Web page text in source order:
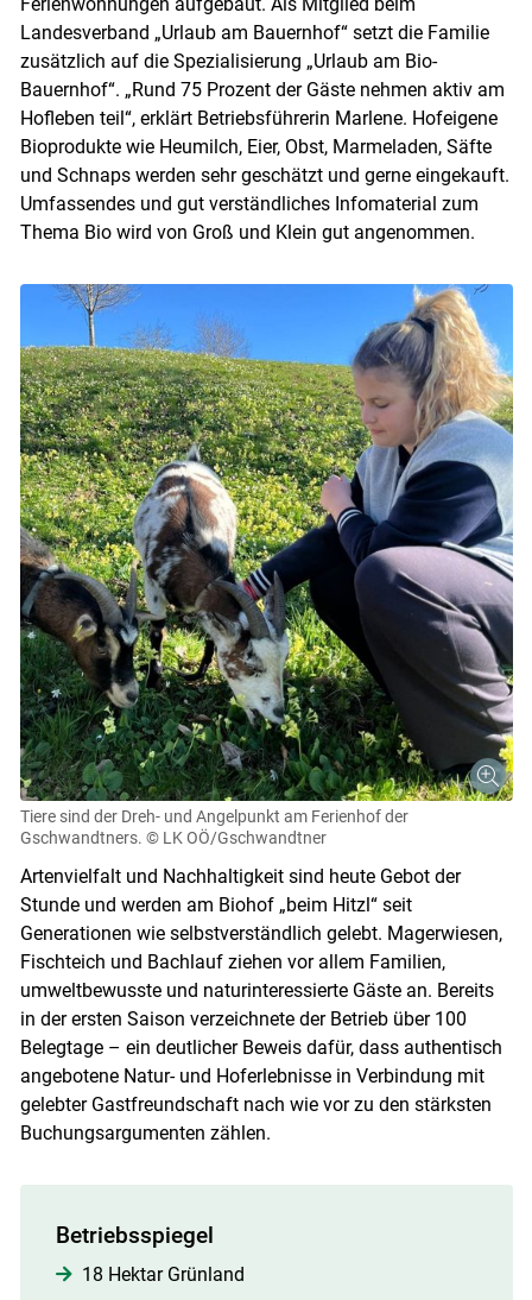
Landesverband „Urlaub am Bauernhof“ setzt die Familie
zusätzlich auf die Spezialisierung „Urlaub am Bio-
Bauernhof“. „Rund 75 Prozent der Gäste nehmen aktiv am
Hofleben teil“, erklärt Betriebsführerin Marlene. Hofeigene
Bioprodukte wie Heumilch, Eier, Obst, Marmeladen, Säfte
und Schnaps werden sehr geschätzt und gerne eingekauft.
Umfassendes und gut verständliches Infomaterial zum
Thema Bio wird von Groß und Klein gut angenommen.
Tiere sind der Dreh- und Angelpunkt am Ferienhof der
Gschwandtners. © LK OÖ/Gschwandtner
Artenvielfalt und Nachhaltigkeit sind heute Gebot der
Stunde und werden am Biohof „beim Hitzl“ seit
Generationen wie selbstverständlich gelebt. Magerwiesen,
Fischteich und Bachlauf ziehen vor allem Familien,
umweltbewusste und naturinteressierte Gäste an. Bereits
in der ersten Saison verzeichnete der Betrieb über 100
Belegtage – ein deutlicher Beweis dafür, dass authentisch
angebotene Natur- und Hoferlebnisse in Verbindung mit
gelebter Gastfreundschaft nach wie vor zu den stärksten
Buchungsargumenten zählen.
Betriebsspiegel
18 Hektar Grünland